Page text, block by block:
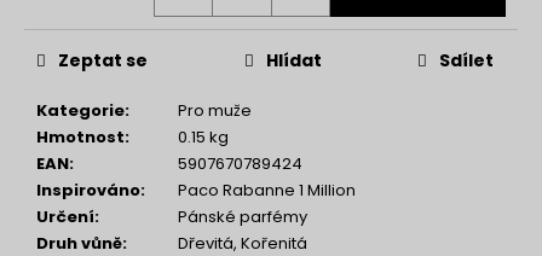
Kategorie:
Pro muže
Hmotnost:
0.15 kg
EAN:
5907670789424
Inspirováno:
Paco Rabanne 1 Million
Určení:
Pánské parfémy
Druh vůně:
Dřevitá, Kořenitá
Zeptat se Hlídat Sdílet